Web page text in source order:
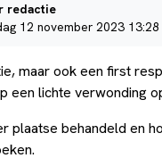
redactie
12 november 2023 13:28
maar ook een first
een lichte verwonding
plaatse behandeld en